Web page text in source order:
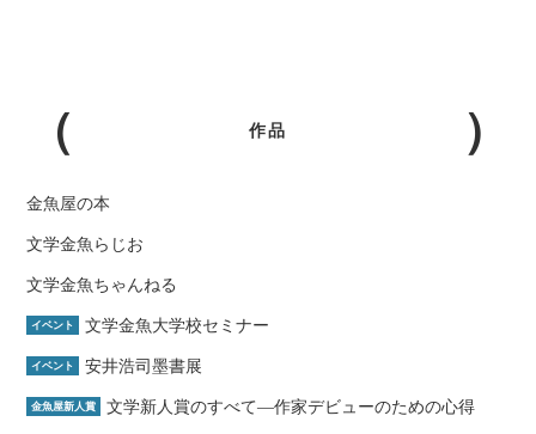
作品
金魚屋の本
文学金魚らじお
文学金魚ちゃんねる
イベント 文学金魚大学校セミナー
イベント 安井浩司墨書展
金魚屋新人賞 文学新人賞のすべて―作家デビューのための心得